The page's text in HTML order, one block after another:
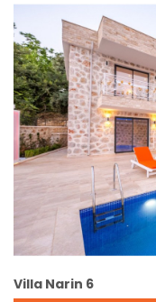
Villa Narin 6